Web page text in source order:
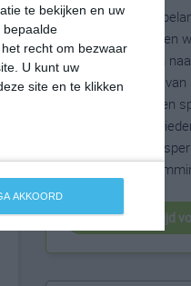
te bekijken en uw
bepaalde
recht om bezwaar
U kunt uw
site en te klikken
AKKOORD
Het weer is een
reizen. Wil je weten
maanden zijn om
reizen? Op basis
weersextremen en
weerinformatie
over de beste
duizenden
beste reistijd